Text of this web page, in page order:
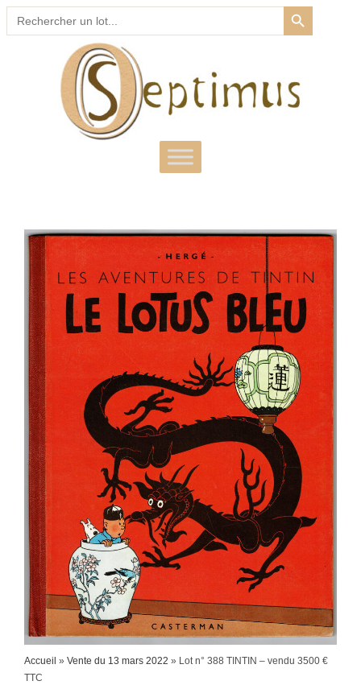
Search
for:
SEARCH BUTTON
Accueil » Vente du 13 mars 2022 » Lot n° 388 TINTIN – vendu 3500 €
TTC